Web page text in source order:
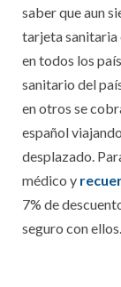
saber que aun
tarjeta sanitaria
en todos los
sanitario del
en otros se
español
desplazado.
médico y
7% de
seguro con ellos.